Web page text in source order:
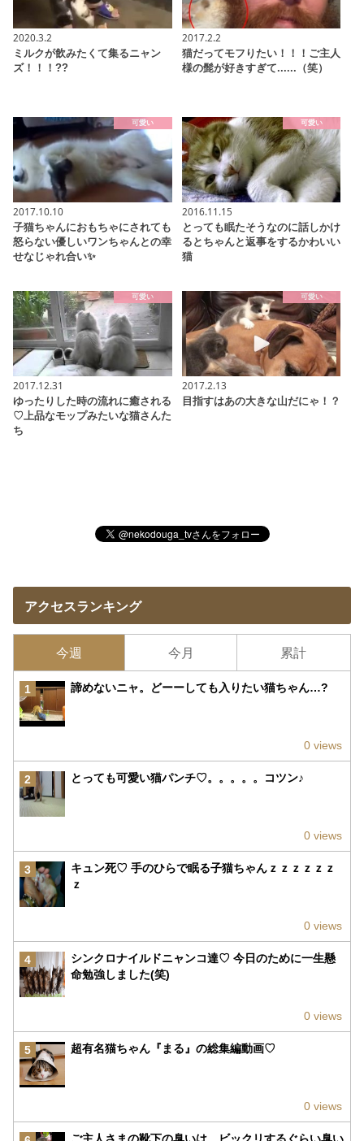
2020.3.2
ミルクが飲みたくて集るニャン
ズ！！！??
2017.2.2
猫だってモフりたい！！！ご主人
様の髭が好きすぎて......（笑）
可愛い
2017.10.10
子猫ちゃんにおもちゃにされても
怒らない優しいワンちゃんとの幸
せなじゃれ合い✨
可愛い
2016.11.15
とっても眠たそうなのに話しかけ
るとちゃんと返事をするかわいい
猫
可愛い
2017.12.31
ゆったりした時の流れに癒される
♡上品なモップみたいな猫さんた
ち
可愛い
2017.2.13
目指すはあの大きな山だにゃ！？
アクセスランキング
今週 今月 累計
1 諦めないニャ。どーーしても入りたい猫ちゃん…?
0 views
2 とっても可愛い猫パンチ♡。。。。。コツン♪
0 views
3
キュン死♡ 手のひらで眠る子猫ちゃんｚｚｚｚｚｚ
ｚ
0 views
4
シンクロナイルドニャンコ達♡ 今日のために一生懸
命勉強しました(笑)
0 views
5 超有名猫ちゃん『まる』の総集編動画♡
0 views